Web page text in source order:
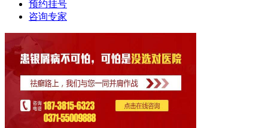
预约挂号
咨询专家